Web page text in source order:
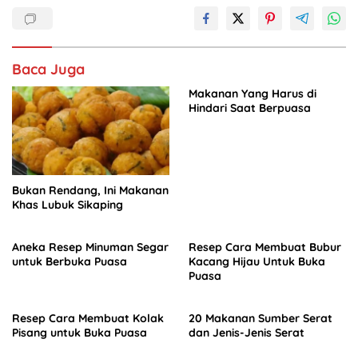
o
k
p
Baca Juga
Bukan Rendang, Ini Makanan
Khas Lubuk Sikaping
Makanan Yang Harus di
Hindari Saat Berpuasa
Aneka Resep Minuman Segar
untuk Berbuka Puasa
Resep Cara Membuat Bubur
Kacang Hijau Untuk Buka
Puasa
Resep Cara Membuat Kolak
Pisang untuk Buka Puasa
20 Makanan Sumber Serat
dan Jenis-Jenis Serat